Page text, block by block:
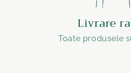
Livrare
Toate produsele